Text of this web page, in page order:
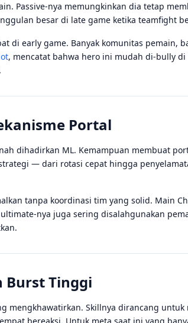
Passive-nya memungkinkan dia tetap
besar di late game ketika teamfight
di early game. Banyak komunitas pemain,
, mencatat bahwa hero ini mudah di-bully di
Portal
dihadirkan ML. Kemampuan membuat
— dari rotasi cepat hingga
tanpa koordinasi tim yang solid. Main
nya juga sering disalahgunakan
Burst Tinggi
mengkhawatirkan. Skillnya dirancang untuk